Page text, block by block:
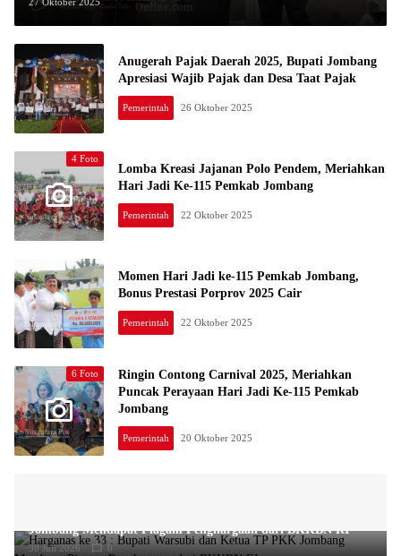
Anugerah Pajak Daerah 2025, Bupati Jombang
Apresiasi Wajib Pajak dan Desa Taat Pajak
Pemerintah 26 Oktober 2025
4 Foto
Lomba Kreasi Jajanan Polo Pendem, Meriahkan
Hari Jadi Ke-115 Pemkab Jombang
Pemerintah 22 Oktober 2025
Momen Hari Jadi ke-115 Pemkab Jombang,
Bonus Prestasi Porprov 2025 Cair
Pemerintah 22 Oktober 2025
6 Foto
Ringin Contong Carnival 2025, Meriahkan
Puncak Perayaan Hari Jadi Ke-115 Pemkab
Jombang
Pemerintah 20 Oktober 2025
Jombang Mendapat Piagam Penghargaan dari BKKBN RI
30 Juli 2026 0